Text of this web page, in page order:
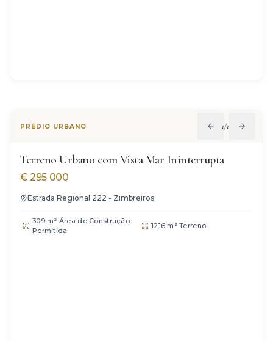
PRÉDIO URBANO 1/11
Terreno Urbano com Vista Mar Ininterrupta
€295 000
Estrada Regional 222 - Zimbreiros
309 m² Área de Construção
Permitida
1216 m² Terreno